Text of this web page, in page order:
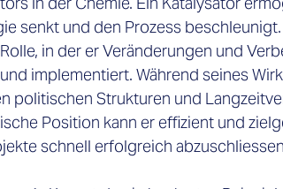
senkt und den Prozess
in der er Veränderungen und
implementiert. Während seines
politischen Strukturen und
Position kann er effizient und
schnell erfolgreich